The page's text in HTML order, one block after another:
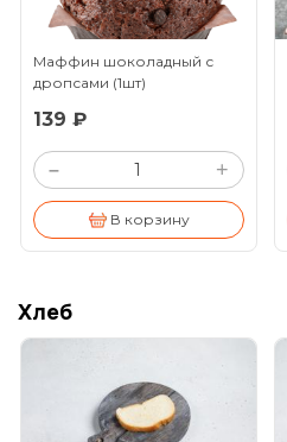
Маффин шоколадный с
дропсами (1шт)
139 ₽
– +
В корзину
Хлеб